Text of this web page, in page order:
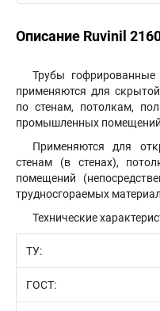
Описание Ruvinil
Трубы
применяются для
по стенам, потолкам,
промышленных
Применяются для
стенам (в стенах),
помещений
трудносгораемых
Технические
ТУ:
ГОСТ: